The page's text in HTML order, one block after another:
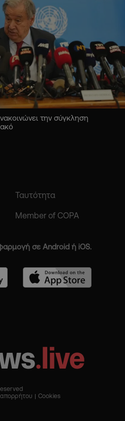
την σύγκληση
Ταυτότητα
Member of COPA
σε Android ή iOS.
απορρήτου Cookies